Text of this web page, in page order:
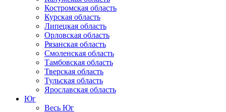
Костромская область
Курская область
Липецкая область
Орловская область
Рязанская область
Смоленская область
Тамбовская область
Тверская область
Тульская область
Ярославская область
Юг
Весь Юг